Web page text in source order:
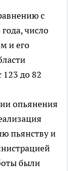
с
число
и его
123 до 82
опьянения
пьянству и
были